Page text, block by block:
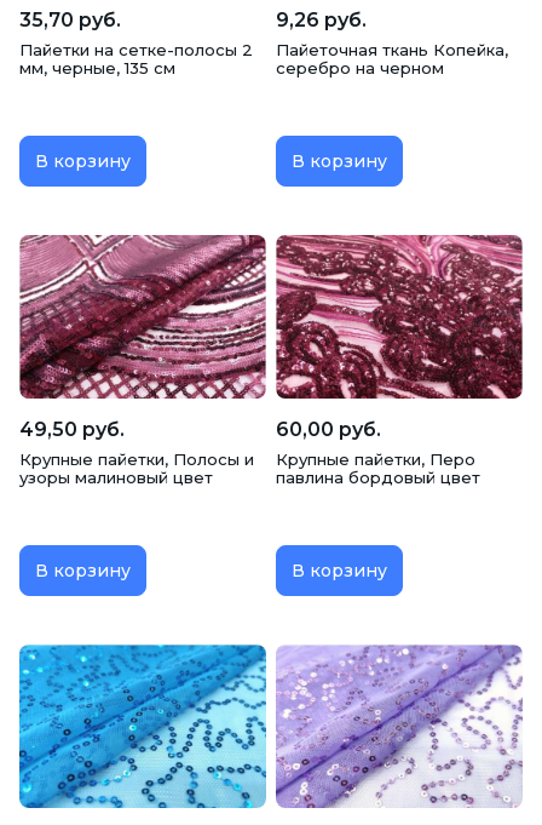
35,70 руб.
Пайетки на сетке-полосы 2
мм, черные, 135 см
В корзину
9,26 руб.
Пайеточная ткань Копейка,
серебро на черном
В корзину
49,50 руб.
Крупные пайетки, Полосы и
узоры малиновый цвет
В корзину
60,00 руб.
Крупные пайетки, Перо
павлина бордовый цвет
В корзину